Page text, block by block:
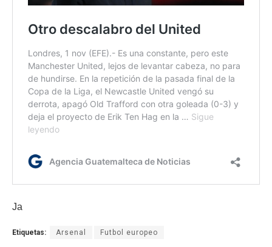
Ja
Etiquetas: Arsenal Futbol europeo